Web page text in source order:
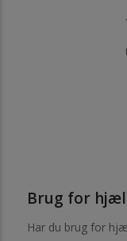
Brug for
Har du brug for